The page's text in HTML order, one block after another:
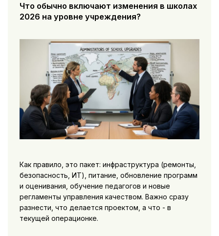
Что обычно включают изменения в школах
2026 на уровне учреждения?
Как правило, это пакет: инфраструктура (ремонты,
безопасность, ИТ), питание, обновление программ
и оценивания, обучение педагогов и новые
регламенты управления качеством. Важно сразу
разнести, что делается проектом, а что - в
текущей операционке.